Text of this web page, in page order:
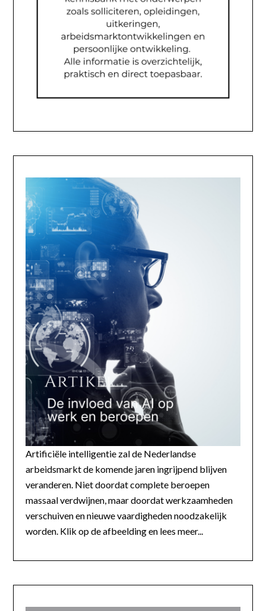
Artificiële intelligentie zal de Nederlandse
arbeidsmarkt de komende jaren ingrijpend blijven
veranderen. Niet doordat complete beroepen
massaal verdwijnen, maar doordat werkzaamheden
verschuiven en nieuwe vaardigheden noodzakelijk
worden. Klik op de afbeelding en lees meer...